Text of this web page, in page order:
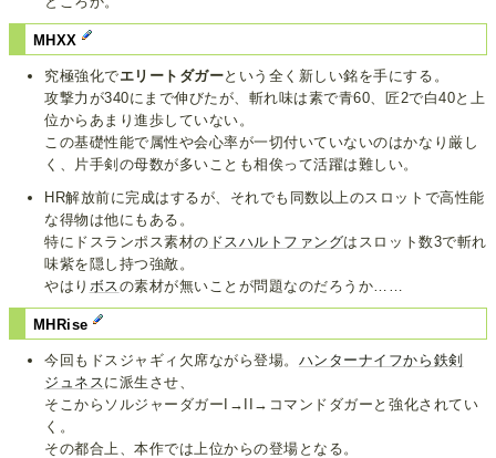
MHXX
究極強化でエリートダガーという全く新しい銘を手にする。
攻撃力が340にまで伸びたが、斬れ味は素で青60、匠2で白40と上
位からあまり進歩していない。
この基礎性能で属性や会心率が一切付いていないのはかなり厳し
く、片手剣の母数が多いことも相俟って活躍は難しい。
HR解放前に完成はするが、それでも同数以上のスロットで高性能
な得物は他にもある。
特にドスランポス素材の ドスハルトファングはスロット数3で斬れ
味紫を隠し持つ強敵。
やはり ボス の素材が無いことが問題なのだろうか……
MHRise
今回もドスジャギィ欠席ながら登場。 ハンターナイフから鉄剣
ジュネス に派生させ、
そこからソルジャーダガーI→II→コマンドダガーと強化されてい
く。
その都合上、本作では上位からの登場となる。